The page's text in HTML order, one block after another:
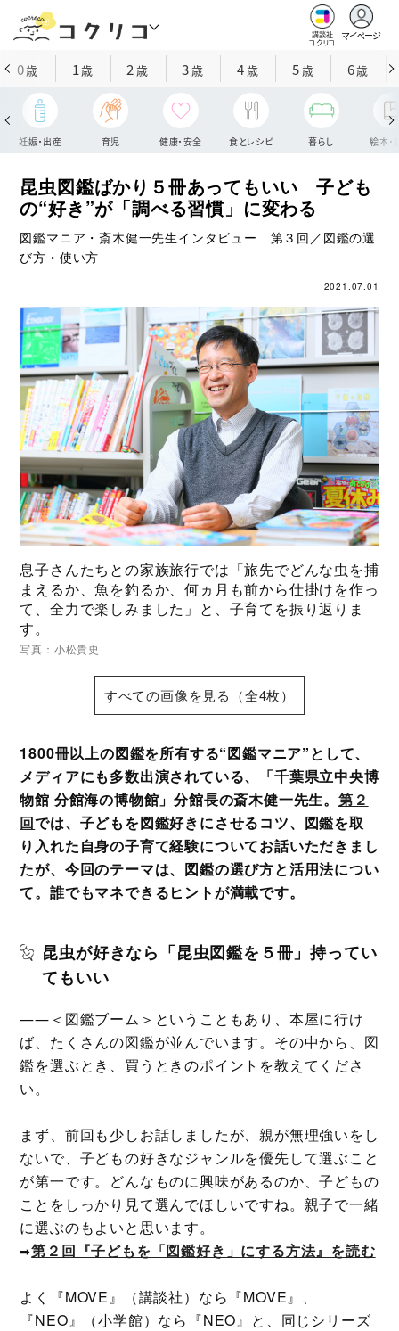
講談社
コクリコ
マイページ
0歳 1歳 2 歳 3歳 4歳 5歳 6歳
妊娠・出産 育児 健康・安全 食とレシピ 暮らし 絵本・
昆虫図鑑ばかり５冊あってもいい 子ども
の“好き”が「調べる習慣」に変わる
図鑑マニア・斎木健一先生インタビュー 第３回／図鑑の選
び方・使い方
2021.07.01
息子さんたちとの家族旅行では「旅先でどんな虫を捕
まえるか、魚を釣るか、何ヵ月も前から仕掛けを作っ
て、全力で楽しみました」と、子育てを振り返りま
す。
写真：小松貴史
すべての画像を見る（全4枚）
1800冊以上の図鑑を所有する“図鑑マニア”として、
メディアにも多数出演されている、「千葉県立中央博
物館 分館海の博物館」分館長の斎木健一先生。第２
回では、子どもを図鑑好きにさせるコツ、図鑑を取
り入れた自身の子育て経験についてお話いただきまし
たが、今回のテーマは、図鑑の選び方と活用法につい
て。誰でもマネできるヒントが満載です。
昆虫が好きなら「昆虫図鑑を５冊」持ってい
てもいい
――＜図鑑ブーム＞ということもあり、本屋に行け
ば、たくさんの図鑑が並んでいます。その中から、図
鑑を選ぶとき、買うときのポイントを教えてくださ
い。
まず、前回も少しお話しましたが、親が無理強いをし
ないで、子どもの好きなジャンルを優先して選ぶこと
が第一です。どんなものに興味があるのか、子どもの
ことをしっかり見て選んでほしいですね。親子で一緒
に選ぶのもよいと思います。
➡第２回『子どもを「図鑑好き」にする方法』を読む
よく『MOVE』（講談社）なら『MOVE』、
『NEO』（小学館）なら『NEO』と、同じシリーズ